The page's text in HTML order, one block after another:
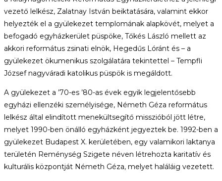
vezető lelkész, Zalatnay István beiktatására, valamint ekkor
helyezték el a gyülekezet templomának alapkövét, melyet a
befogadó egyházkerület püspöke, Tőkés László mellett az
akkori református zsinati elnök, Hegedűs Lóránt és – a
gyülekezet ökumenikus szolgálatára tekintettel – Tempfli
József nagyváradi katolikus püspök is megáldott.
A gyülekezet a ’70-es ’80-as évek egyik legjelentősebb
egyházi ellenzéki személyisége, Németh Géza református
lelkész által elindított menekültsegítő misszióból jött létre,
melyet 1990-ben önálló egyházként jegyeztek be. 1992-ben a
gyülekezet Budapest X. kerületében, egy valamikori laktanya
területén Reménység Szigete néven létrehozta karitatív és
kulturális központját Németh Géza, melyet haláláig vezetett.